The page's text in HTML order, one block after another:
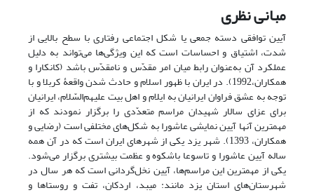
مبانی نظری
آیین توافقی دسته‌ جمعی یا شکل اجتماعی رفتاری با سطح بالایی از
شدت، اشتیاق و احساسات است که این ویژگی‌ها می‌تواند به دلیل
عملکرد آن به‌‌عنوان رابط میان امر مقدّس و نامقدّس باشد (کانکارا و
همکاران،1992). در ایران با ظهور اسلام و حادث شدن واقعۀ کربلا و با
توجه به عشق فراوان ایرانیان به ایلام و اهل بیت علیهم‌السّلام، ایرانیان
برای عزای سالار شهیدان مراسم متعدّدی را برگزار نمودند که از
مهمترین آن­ها آیین نمایشی عاشورا به شکل‌های مختلفی است (رضایی و
همکاران، 1393). شهر یزد یکی از شهرهای ایران است که در آن همه
ساله آیین عاشورا و تاسوعا باشکوه و عظمت بیشتری برگزار می‌شود.
یکی از مهمترین این مراسم‌ها، آیین نخل‌گردانی است که هر سال در
شهرستان‌های استان یزد مانند: میبد، اردکان، تفت و روستاها و